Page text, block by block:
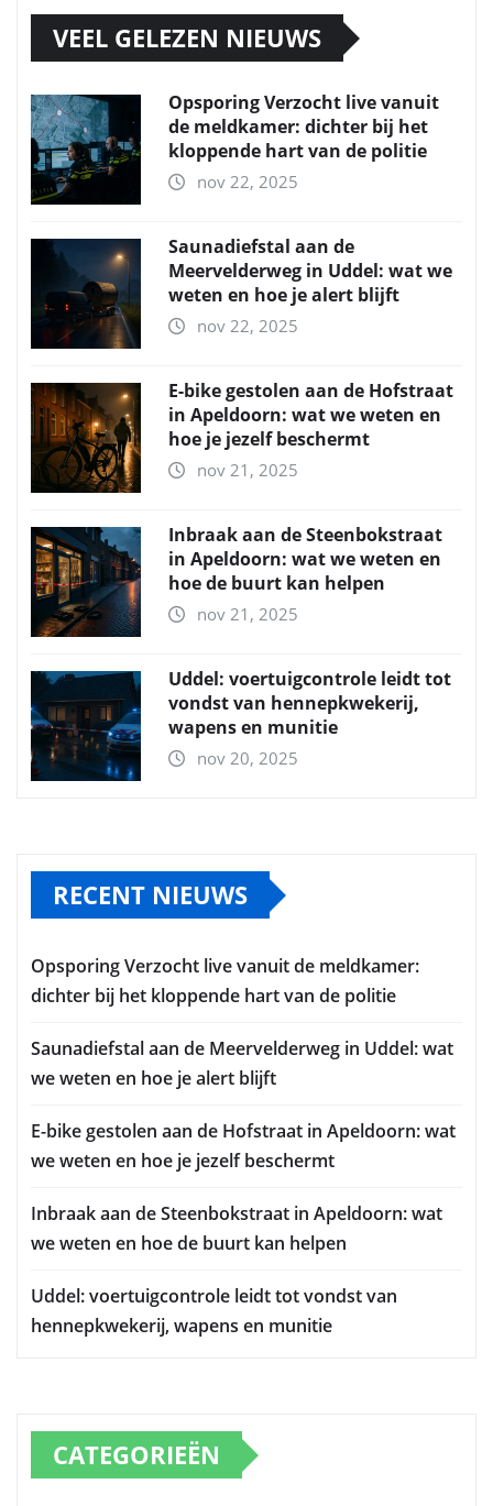
VEEL GELEZEN NIEUWS
Opsporing Verzocht live vanuit
de meldkamer: dichter bij het
kloppende hart van de politie
nov 22, 2025
Saunadiefstal aan de
Meervelderweg in Uddel: wat we
weten en hoe je alert blijft
nov 22, 2025
E-bike gestolen aan de Hofstraat
in Apeldoorn: wat we weten en
hoe je jezelf beschermt
nov 21, 2025
Inbraak aan de Steenbokstraat
in Apeldoorn: wat we weten en
hoe de buurt kan helpen
nov 21, 2025
Uddel: voertuigcontrole leidt tot
vondst van hennepkwekerij,
wapens en munitie
nov 20, 2025
RECENT NIEUWS
Opsporing Verzocht live vanuit de meldkamer:
dichter bij het kloppende hart van de politie
Saunadiefstal aan de Meervelderweg in Uddel: wat
we weten en hoe je alert blijft
E-bike gestolen aan de Hofstraat in Apeldoorn: wat
we weten en hoe je jezelf beschermt
Inbraak aan de Steenbokstraat in Apeldoorn: wat
we weten en hoe de buurt kan helpen
Uddel: voertuigcontrole leidt tot vondst van
hennepkwekerij, wapens en munitie
CATEGORIEËN